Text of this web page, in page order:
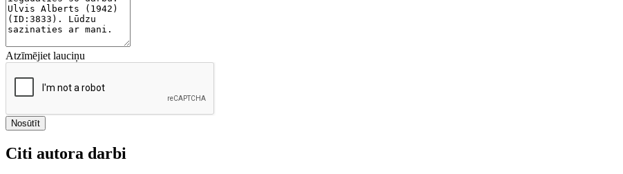
Atzīmējiet lauciņu
Nosūtīt
Citi autora darbi